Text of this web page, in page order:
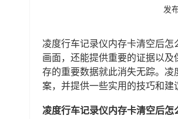
发
凌度行车记录仪内存卡清空后
画面，还能提供重要的证据以
存的重要数据就此消失无踪。
案，并提供一些实用的技巧和建
凌度行车记录仪内存卡清空后怎